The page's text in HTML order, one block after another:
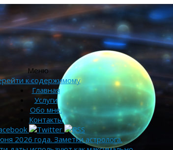
Меню
к содержимому
Главная
Услуги
Обо мне.
Контакты
2026 года. Заметки астролога.